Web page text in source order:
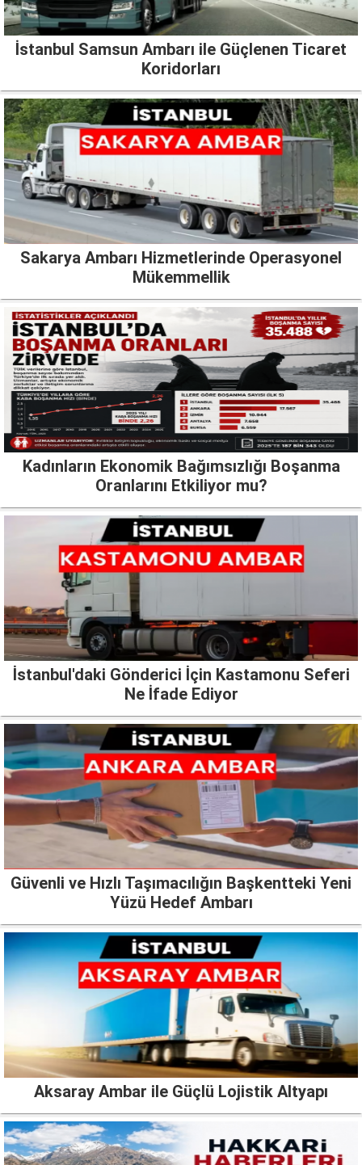
İstanbul Samsun Ambarı ile Güçlenen Ticaret
Koridorları
Sakarya Ambarı Hizmetlerinde Operasyonel
Mükemmellik
Kadınların Ekonomik Bağımsızlığı Boşanma
Oranlarını Etkiliyor mu?
İstanbul'daki Gönderici İçin Kastamonu Seferi
Ne İfade Ediyor
Güvenli ve Hızlı Taşımacılığın Başkentteki Yeni
Yüzü Hedef Ambarı
Aksaray Ambar ile Güçlü Lojistik Altyapı